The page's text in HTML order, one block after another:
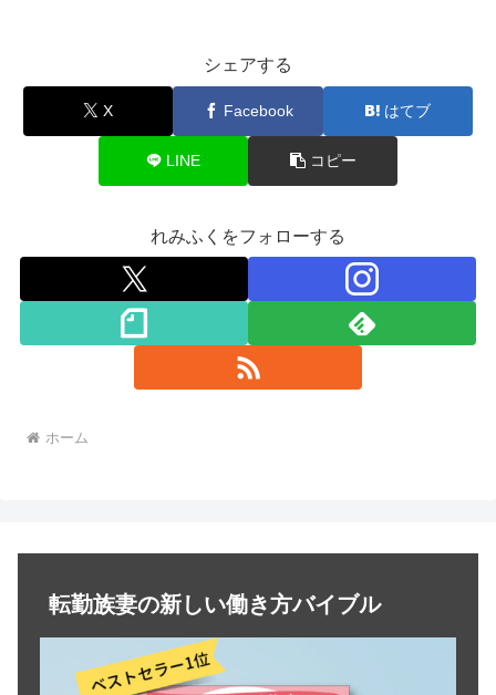
シェアする
X Facebook はてブ
LINE コピー
れみふくをフォローする
ホーム
転勤族妻の新しい働き方バイブル